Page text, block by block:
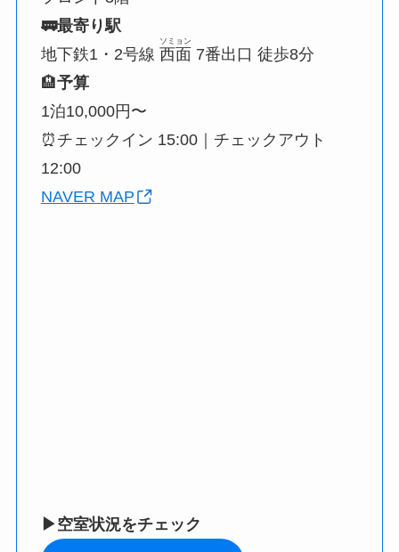
🚃最寄り駅
地下鉄1・2号線 西面
ソミョン
7番出口 徒歩8分
🏨予算
1泊10,000円〜
⏰️チェックイン 15:00｜チェックアウト
12:00
NAVER MAP
▶空室状況をチェック